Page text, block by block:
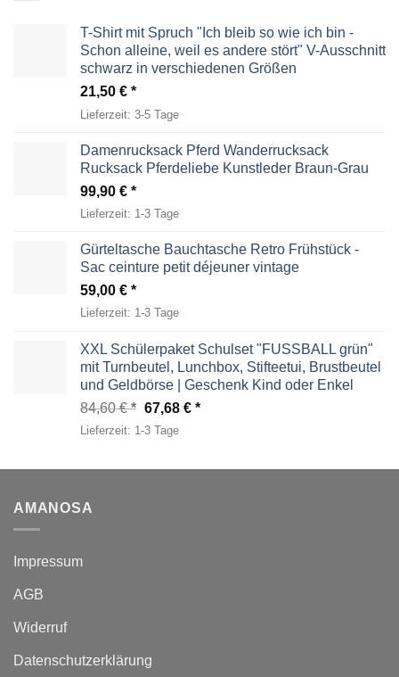
T-Shirt mit Spruch "Ich bleib so wie ich bin -
Schon alleine, weil es andere stört" V-Ausschnitt
schwarz in verschiedenen Größen
21,50 €
Lieferzeit: 3-5 Tage
Damenrucksack Pferd Wanderrucksack
Rucksack Pferdeliebe Kunstleder Braun-Grau
99,90 €
Lieferzeit: 1-3 Tage
Gürteltasche Bauchtasche Retro Frühstück -
Sac ceinture petit déjeuner vintage
59,00 €
Lieferzeit: 1-3 Tage
XXL Schülerpaket Schulset "FUSSBALL grün"
mit Turnbeutel, Lunchbox, Stifteetui, Brustbeutel
und Geldbörse | Geschenk Kind oder Enkel
84,60€
Ursprünglicher
Preis
67,68 € Aktueller
Lieferzeit: 1-3 Tage
AMANOSA
Impressum
AGB
Widerruf
Datenschutzerklärung